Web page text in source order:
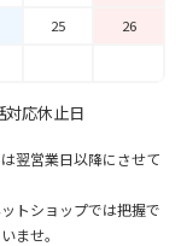
25
26
対応休止日
翌営業日以降にさせて
トショップでは把握で
ませ。